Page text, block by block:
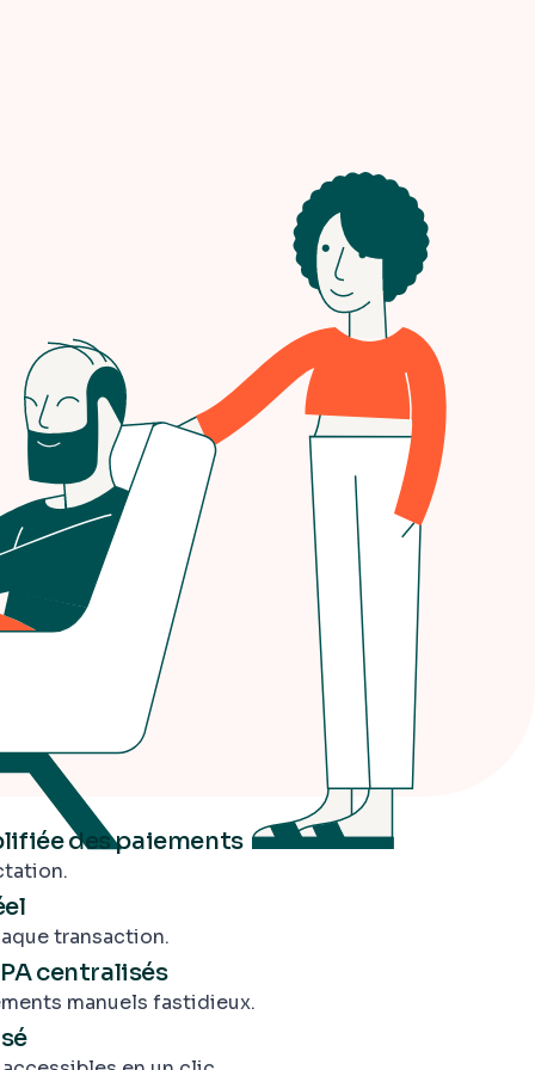
des paiements
transaction.
centralisés
manuels fastidieux.